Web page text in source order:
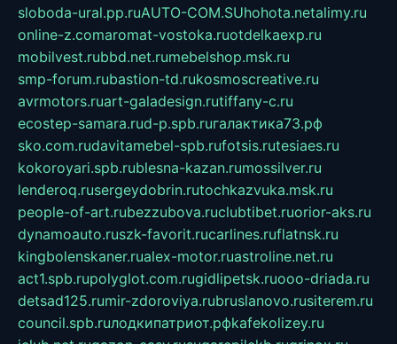
sloboda-ural.pp.ruAUTO-COM.SUhohota.netalimy.ru
online-z.comaromat-vostoka.ruotdelkaexp.ru
mobilvest.rubbd.net.rumebelshop.msk.ru
smp-forum.rubastion-td.rukosmoscreative.ru
avrmotors.ruart-galadesign.rutiffany-c.ru
ecostep-samara.rud-p.spb.ruгалактика73.рф
sko.com.rudavitamebel-spb.rufotsis.rutesiaes.ru
kokoroyari.spb.rublesna-kazan.rumossilver.ru
lenderoq.rusergeydobrin.rutochkazvuka.msk.ru
people-of-art.rubezzubova.ruclubtibet.ruorior-aks.ru
dynamoauto.ruszk-favorit.rucarlines.ruflatnsk.ru
kingbolenskaner.rualex-motor.ruastroline.net.ru
act1.spb.rupolyglot.com.rugidlipetsk.ruooo-driada.ru
detsad125.rumir-zdoroviya.rubruslanovo.rusiterem.ru
council.spb.ruлодкипатриот.рфkafekolizey.ru